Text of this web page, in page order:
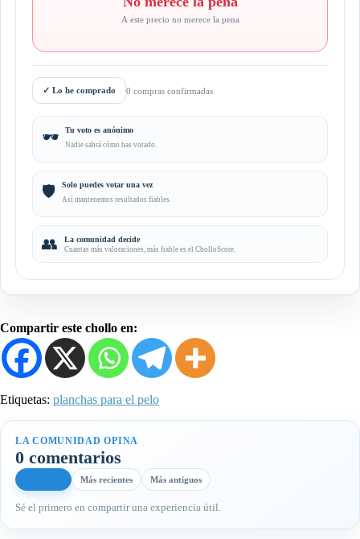
A este precio no merece la pena
✓ Lo he comprado 0 compras confirmadas
🕶️ Tu voto es anónimo
Nadie sabrá cómo has votado.
🛡️ Solo puedes votar una vez
Así mantenemos resultados fiables.
👥 La comunidad decide
Cuantas más valoraciones, más fiable es el CholloScore.
Compartir este chollo en:
Etiquetas: planchas para el pelo
LA COMUNIDAD OPINA
0 comentarios
Más recientes Más antiguos
Sé el primero en compartir una experiencia útil.